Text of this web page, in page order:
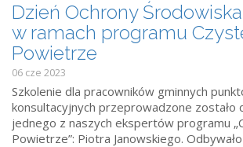
Dzień Ochrony
w ramach programu
Powietrze
06 cze 2023
Szkolenie dla pracowników gminnych
konsultacyjnych przeprowadzone zostało
jednego z naszych ekspertów programu
Powietrze”: Piotra Janowskiego.